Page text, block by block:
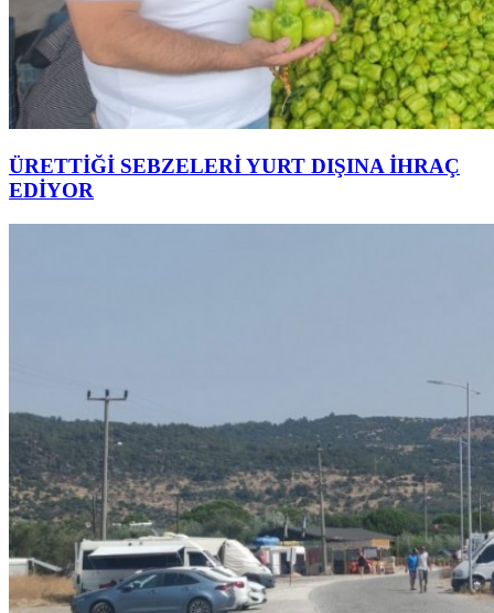
ÜRETTİĞİ SEBZELERİ YURT DIŞINA İHRAÇ
EDİYOR